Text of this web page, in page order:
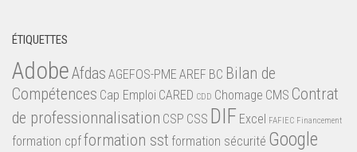
ÉTIQUETTES
AdobeAfdas AGEFOS-PME AREF BC Bilan de
Compétences Cap Emploi CARED CDD Chomage CMS Contrat
de professionnalisation CSP CSS DIF Excel FAFIEC Financement
formation cpfformation sst formation sécurité Google